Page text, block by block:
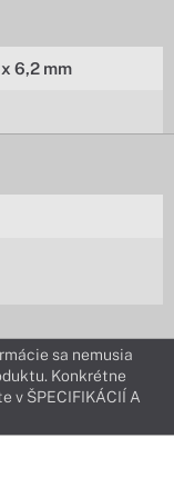
6,2 mm
sa nemusia
Konkrétne
v ŠPECIFIKÁCIÍ A